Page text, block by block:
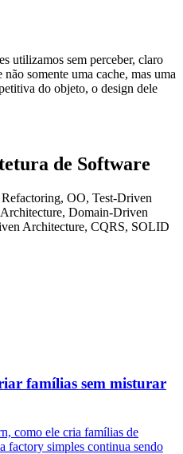
utilizamos sem perceber, claro
somente uma cache, mas uma
do objeto, o design dele
de Software
OO, Test-Driven
Domain-Driven
Architecture, CQRS, SOLID
famílias sem misturar
como ele cria famílias de
factory simples continua sendo